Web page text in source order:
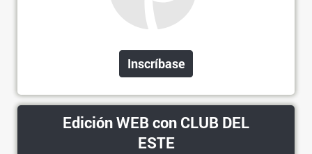
Inscríbase
Edición WEB con CLUB DEL
ESTE